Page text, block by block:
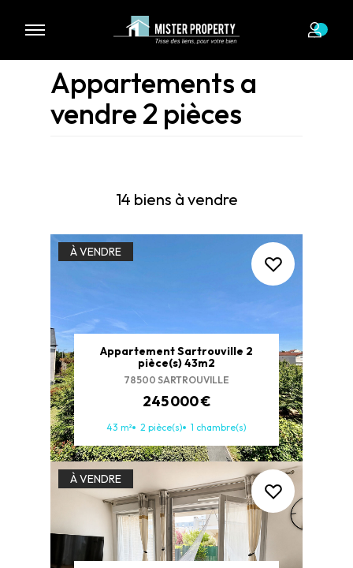
Appartements a
vendre 2 pièces
14 biens à vendre
Appartement Sartrouville 2
pièce(s) 43m2
78500 SARTROUVILLE
245 000 €
43 m² 2 pièce(s) 1 chambre(s)
À VENDRE
À VENDRE